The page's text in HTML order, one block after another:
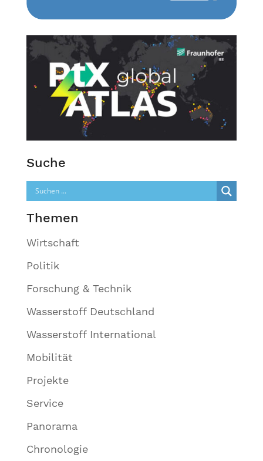
Suche
Themen
Wirtschaft
Politik
Forschung & Technik
Wasserstoff Deutschland
Wasserstoff International
Mobilität
Projekte
Service
Panorama
Chronologie